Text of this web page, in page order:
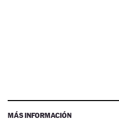
MÁS INFORMACIÓN